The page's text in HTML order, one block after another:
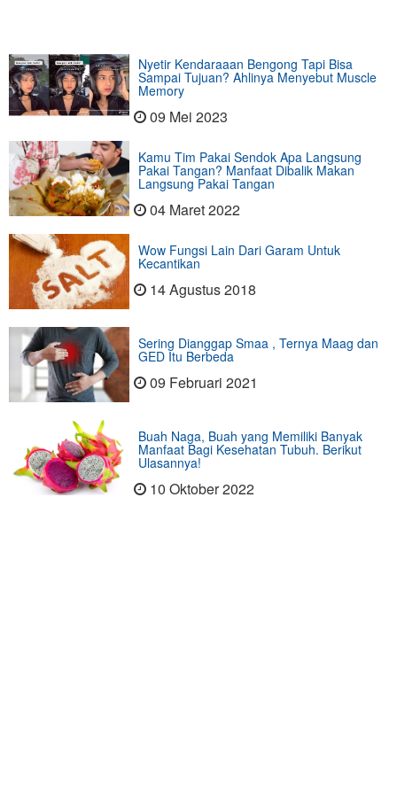
Nyetir Kendaraaan Bengong Tapi Bisa
Sampai Tujuan? Ahlinya Menyebut Muscle
Memory
09 Mei 2023
Kamu Tim Pakai Sendok Apa Langsung
Pakai Tangan? Manfaat Dibalik Makan
Langsung Pakai Tangan
04 Maret 2022
Wow Fungsi Lain Dari Garam Untuk
Kecantikan
14 Agustus 2018
Sering Dianggap Smaa , Ternya Maag dan
GED Itu Berbeda
09 Februari 2021
Buah Naga, Buah yang Memiliki Banyak
Manfaat Bagi Kesehatan Tubuh. Berikut
Ulasannya!
10 Oktober 2022